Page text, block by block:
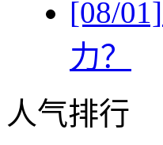
[08/01]
力？
人气排行